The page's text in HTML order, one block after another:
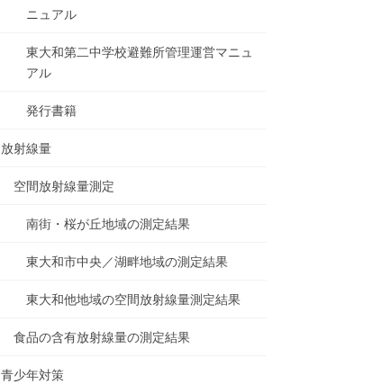
ニュアル
東大和第二中学校避難所管理運営マニュ
アル
発行書籍
放射線量
空間放射線量測定
南街・桜が丘地域の測定結果
東大和市中央／湖畔地域の測定結果
東大和他地域の空間放射線量測定結果
食品の含有放射線量の測定結果
青少年対策